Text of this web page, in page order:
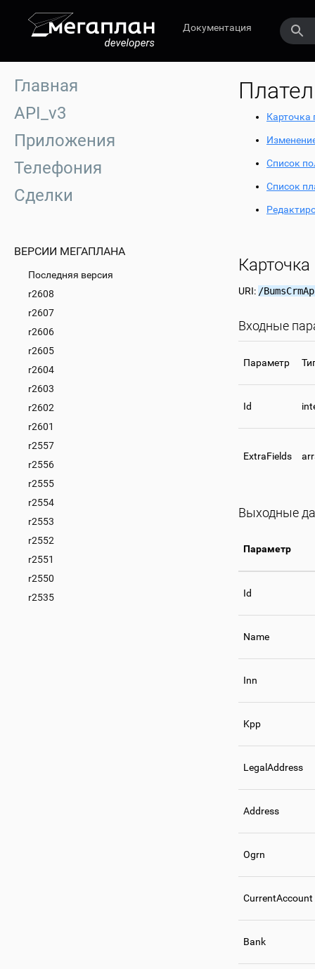
Документация
Главная
API_v3
Приложения
Телефония
Сделки
ВЕРСИИ МЕГАПЛАНА
Последняя версия
r2608
r2607
r2606
r2605
r2604
r2603
r2602
r2601
r2557
r2556
r2555
r2554
r2553
r2552
r2551
r2550
r2535
Карточка
Список
Список
URI: /
Входные
Параметр
Id
ExtraFields
Выходные
Параметр
Id
Name
Inn
Kpp
LegalAddress
Address
Ogrn
CurrentAccount
Bank